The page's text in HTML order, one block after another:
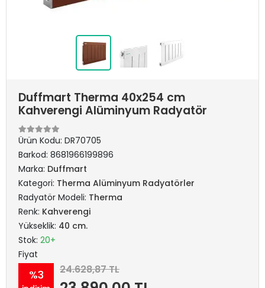
Duffmart Therma 40x254 cm
Kahverengi Alüminyum Radyatör
Ürün Kodu: DR70705
Barkod: 8681966199896
Marka: Duffmart
Kategori: Therma Alüminyum Radyatörler
Radyatör Modeli: Therma
Renk: Kahverengi
Yükseklik: 40 cm.
Stok: 20+
Fiyat
%3 24.628,87 TL